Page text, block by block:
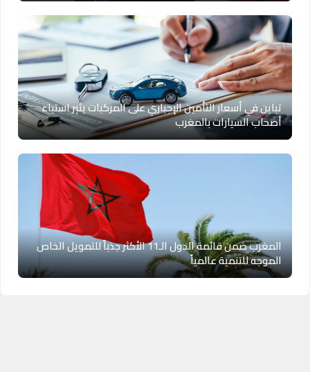
تباين في أسعار التأمين الإجباري على المركبات يثير استياء
أصحاب السيارات بالمغرب
المغرب ضمن قائمة الدول الـ11 الأكثر جذباً للتمويل الخاص
الموجه للتنمية عالمياً